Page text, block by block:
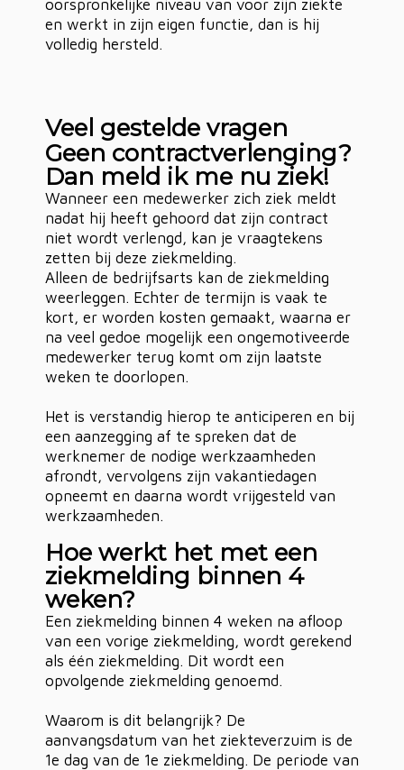
oorspronkelijke niveau van voor zijn ziekte
en werkt in zijn eigen functie, dan is hij
volledig hersteld.
Veel gestelde vragen
Geen contractverlenging?
Dan meld ik me nu ziek!
Wanneer een medewerker zich ziek meldt
nadat hij heeft gehoord dat zijn contract
niet wordt verlengd, kan je vraagtekens
zetten bij deze ziekmelding.
Alleen de bedrijfsarts kan de ziekmelding
weerleggen. Echter de termijn is vaak te
kort, er worden kosten gemaakt, waarna er
na veel gedoe mogelijk een ongemotiveerde
medewerker terug komt om zijn laatste
weken te doorlopen.
Het is verstandig hierop te anticiperen en bij
een aanzegging af te spreken dat de
werknemer de nodige werkzaamheden
afrondt, vervolgens zijn vakantiedagen
opneemt en daarna wordt vrijgesteld van
werkzaamheden.
Hoe werkt het met een
ziekmelding binnen 4
weken?
Een ziekmelding binnen 4 weken na afloop
van een vorige ziekmelding, wordt gerekend
als één ziekmelding. Dit wordt een
opvolgende ziekmelding genoemd.
Waarom is dit belangrijk? De
aanvangsdatum van het ziekteverzuim is de
1e dag van de 1e ziekmelding. De periode van